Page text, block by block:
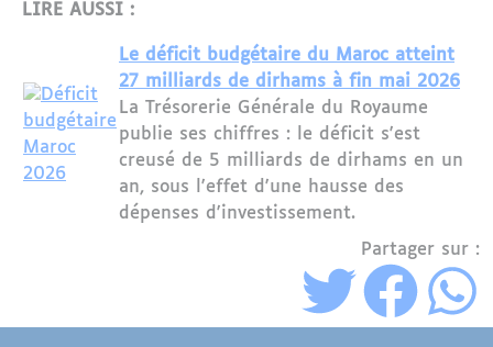
LIRE AUSSI :
Le déficit budgétaire du Maroc atteint
27 milliards de dirhams à fin mai 2026
La Trésorerie Générale du Royaume
publie ses chiffres : le déficit s'est
creusé de 5 milliards de dirhams en un
an, sous l'effet d'une hausse des
dépenses d'investissement.
Partager sur :